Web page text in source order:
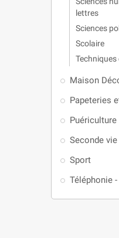
lettres
Sciences
Scolaire
Maison
Papeteries
Puériculture
Seconde vie
Sport
Téléphonie -